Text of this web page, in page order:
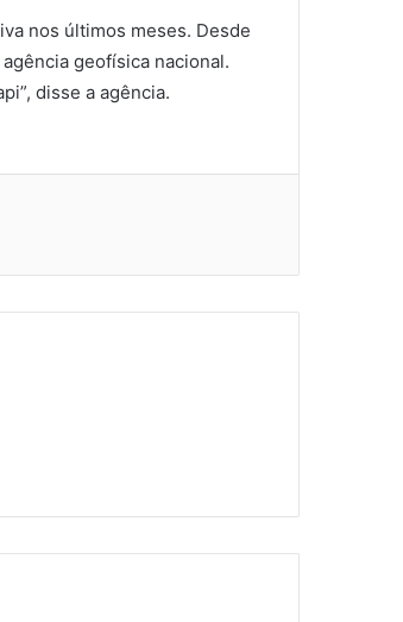
nos últimos meses. Desde
geofísica nacional.
disse a agência.